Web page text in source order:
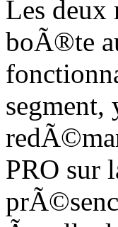
Les
boÃ®te
PRO sur